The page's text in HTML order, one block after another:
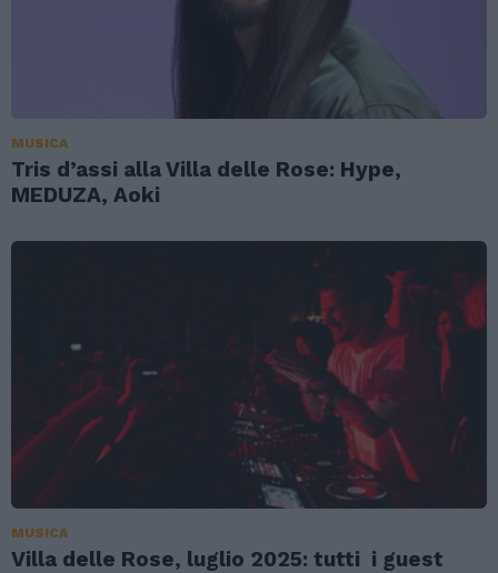
MUSICA
Tris d’assi alla Villa delle Rose: Hype,
MEDUZA, Aoki
MUSICA
Villa delle Rose, luglio 2025: tutti i guest